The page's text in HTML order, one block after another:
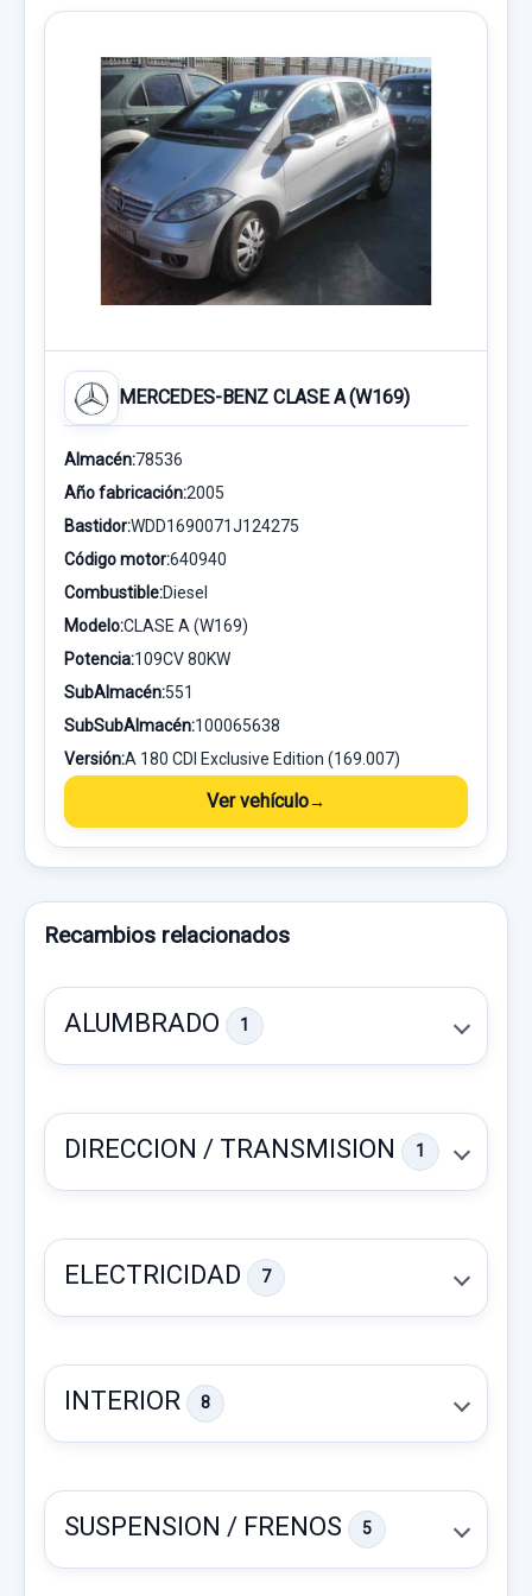
MERCEDES-BENZ CLASE A (W169)
Almacén:78536
Año fabricación:2005
Bastidor:WDD1690071J124275
Código motor:640940
Combustible:Diesel
Modelo:CLASE A (W169)
Potencia:109CV 80KW
SubAlmacén:551
SubSubAlmacén:100065638
Versión:A 180 CDI Exclusive Edition (169.007)
Ver vehículo
Recambios relacionados
ALUMBRADO 1
FARO ANTINIEBLA DERECHO usado.
MERCEDES-BENZ CLASE A (W169) A 180
CDI EXCLUSIVE...
DIRECCION / TRANSMISION 1
ELECTRICIDAD 7
INTERIOR 8
SUSPENSION / FRENOS 5